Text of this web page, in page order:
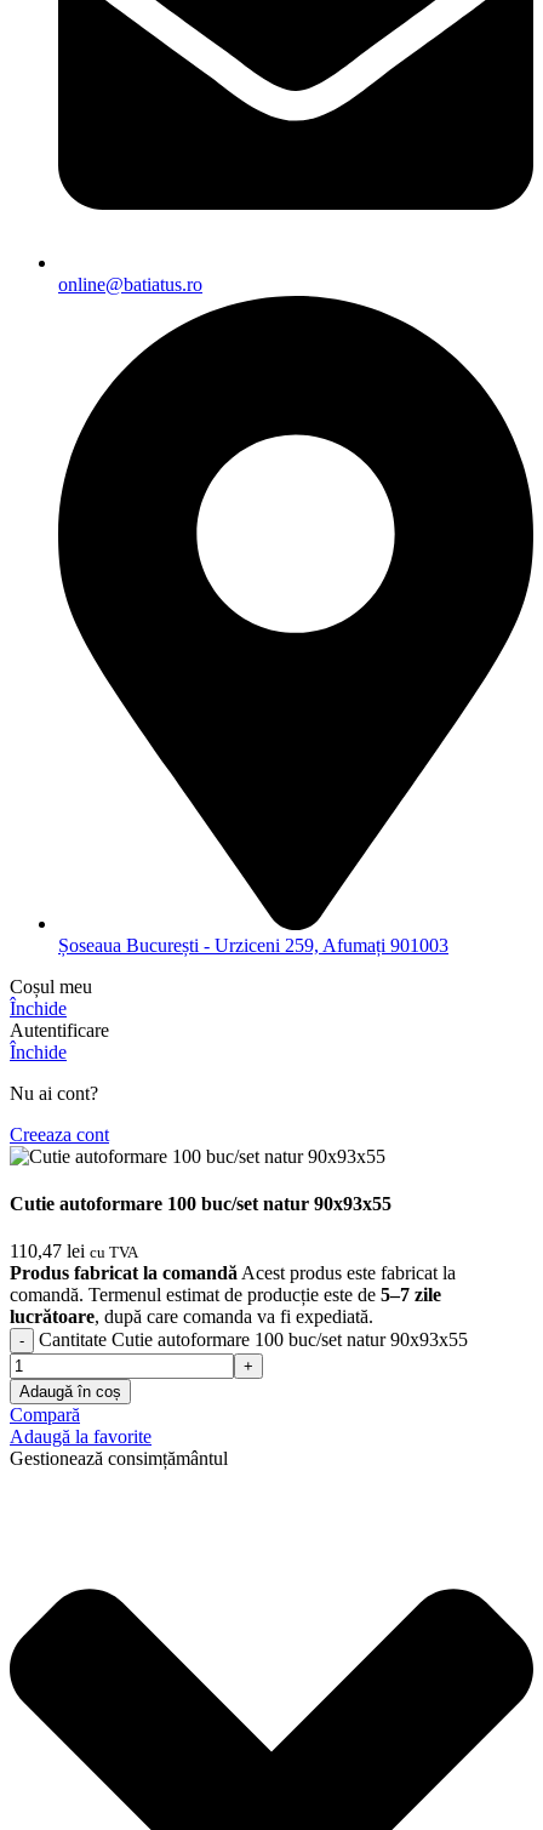
online@batiatus.ro
Șoseaua București - Urziceni 259, Afumați 901003
Coșul meu
Închide
Autentificare
Închide
Nu ai cont?
Creeaza cont
Cutie autoformare 100 buc/set natur 90x93x55
110,47 lei cu TVA
Produs fabricat la comandă Acest produs este fabricat la
comandă. Termenul estimat de producție este de 5–7 zile
lucrătoare, după care comanda va fi expediată.
Cantitate Cutie autoformare 100 buc/set natur 90x93x55
Adaugă în coș
Compară
Adaugă la favorite
Gestionează consimțământul